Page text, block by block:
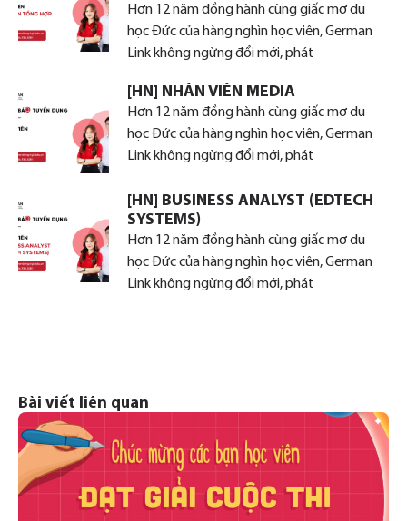
Hơn 12 năm đồng hành cùng giấc mơ du
học Đức của hàng nghìn học viên, German
Link không ngừng đổi mới, phát
[HN] NHÂN VIÊN MEDIA
Hơn 12 năm đồng hành cùng giấc mơ du
học Đức của hàng nghìn học viên, German
Link không ngừng đổi mới, phát
[HN] BUSINESS ANALYST (EDTECH
SYSTEMS)
Hơn 12 năm đồng hành cùng giấc mơ du
học Đức của hàng nghìn học viên, German
Link không ngừng đổi mới, phát
Bài viết liên quan